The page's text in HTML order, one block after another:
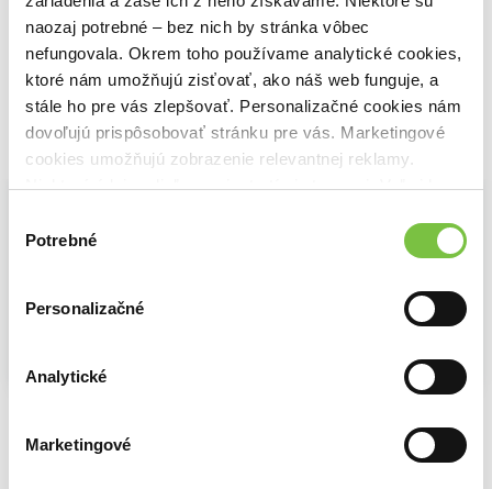
naozaj potrebné – bez nich by stránka vôbec
nefungovala. Okrem toho používame analytické cookies,
ktoré nám umožňujú zisťovať, ako náš web funguje, a
stále ho pre vás zlepšovať. Personalizačné cookies nám
dovoľujú prispôsobovať stránku pre vás. Marketingové
cookies umožňujú zobrazenie relevantnej reklamy.
Niektoré údaje zdieľame aj s tretími stranami. Veľmi by
cookies.
súhlasu
Potrebné
Personalizačné
Analytické
Marketingové
13,10€ 15,50€ 13,10€
Vybrané pre teba
Na sklade
13,10€
Na sklade
Michael Connelly
8,60€